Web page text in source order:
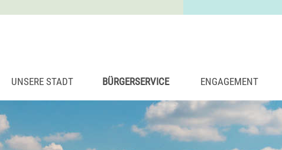
UNSERE STADT BÜRGERSERVICE ENGAGEMENT